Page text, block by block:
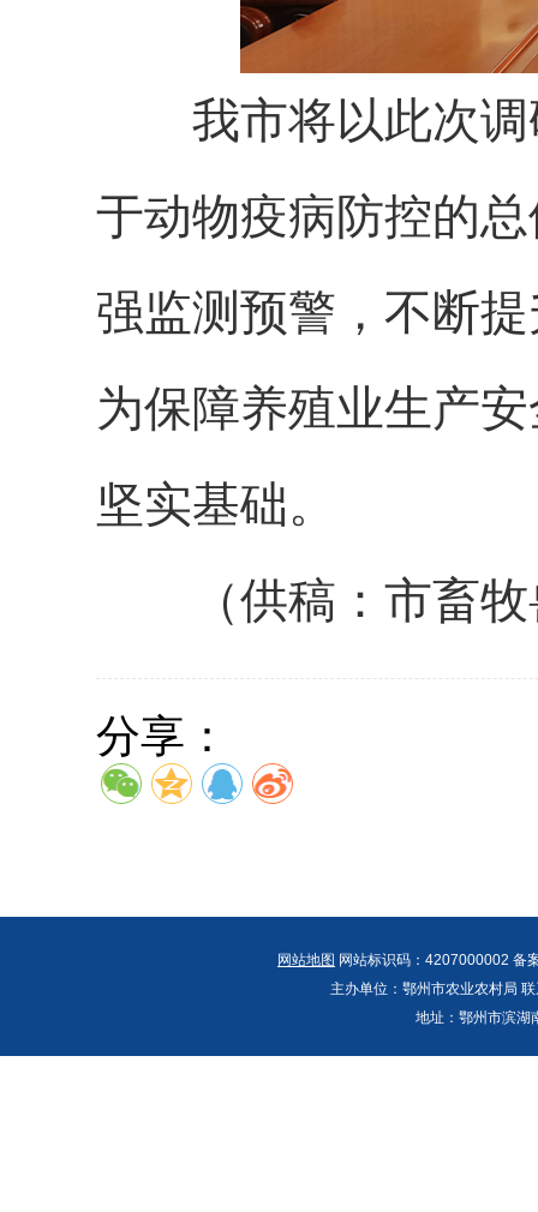
我市将以此次调
于动物疫病防控的
强监测预警，不断
为保障养殖业生产
坚实基础。
（供稿：市畜牧
分享：
网站地图 网站标识码：4207000002
主办单位：鄂州市农业农村局
地址：鄂州市滨湖